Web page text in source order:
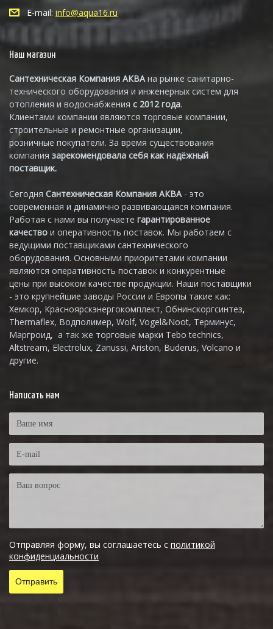
E-mail: info@aqua16.ru
Наш магазин
Сантехническая Компания АКВАна рынке санитарно-
технического оборудования и инженерных систем для
отопления и водоснабжения с 2012 года.
Клиентами компании являются торговые компании,
строительные и ремонтные организации,
розничные покупатели. За время существования
компания зарекомендовала себя как надёжный
поставщик.
Сегодня Сантехническая Компания АКВА - это
современная и динамично развивающаяся компания.
Работая с нами вы получаете гарантированное
качество и оперативность поставок. Мы работаем с
ведущими поставщиками сантехнического
оборудования. Основными приоритетами компании
являются оперативность поставок и конкурентные
цены при высоком качестве продукции. Наши поставщики
- это крупнейшие заводы России и Европы такие как:
Хемкор, Красноярскэнергокомплект, Обнинскоргсинтез,
Thermaflex, Водполимер, Wolf, Vogel&Noot, Терминус,
Маргроид, а так же торговые марки Tebo technics,
Altstream, Electrolux, Zanussi, Ariston, Buderus, Volcano и
другие.
Написать нам
Отправляя форму, вы соглашаетесь с политикой
конфиденциальности